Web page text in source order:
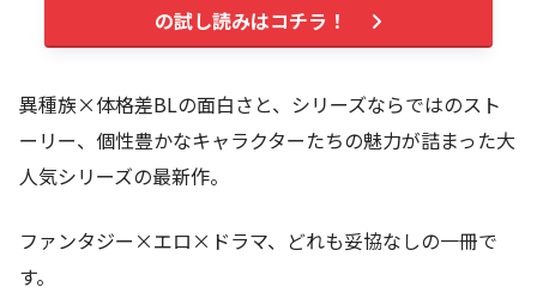
の試し読みはコチラ！
異種族×体格差BLの面白さと、シリーズならではのスト
ーリー、個性豊かなキャラクターたちの魅力が詰まった大
人気シリーズの最新作。
ファンタジー×エロ×ドラマ、どれも妥協なしの一冊で
す。